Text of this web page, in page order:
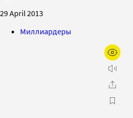
29 April 2013
Миллиардеры